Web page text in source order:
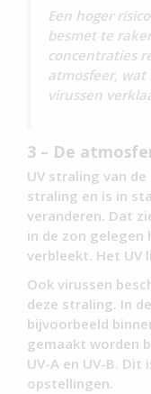
Een hoger
besmet te
concentraties
atmosfeer, wat
virussen
3 – De
UV straling van
straling en is in
veranderen. Dat
in de zon gelegen
verbleekt. Het UV
Ook virussen
deze straling. In
bijvoorbeeld
gemaakt worden
UV-A en UV-B.
opstellingen.